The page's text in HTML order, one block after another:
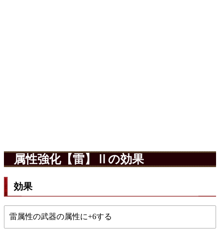
属性強化【雷】Ⅱの効果
効果
雷属性の武器の属性に+6する